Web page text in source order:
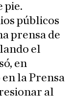
pie.
públicos
prensa de
el
en
la Prensa
al